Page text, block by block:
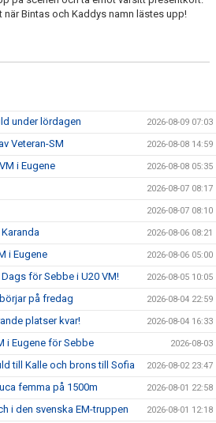
Bintas och Kaddys namn lästes upp!
under lördagen 2026-08-09 07:03
Veteran-SM 2026-08-08 14:59
i Eugene 2026-08-08 05:35
2026-08-07 08:17
2026-08-07 08:10
2026-08-06 08:21
i Eugene 2026-08-06 05:00
för Sebbe i U20 VM! 2026-08-05 10:05
på fredag 2026-08-04 22:59
platser kvar! 2026-08-04 16:33
i Eugene för Sebbe 2026-08-03
till Kalle och brons till Sofia 2026-08-02 23:47
femma på 1500m 2026-08-01 22:58
i den svenska EM-truppen 2026-08-01 12:18